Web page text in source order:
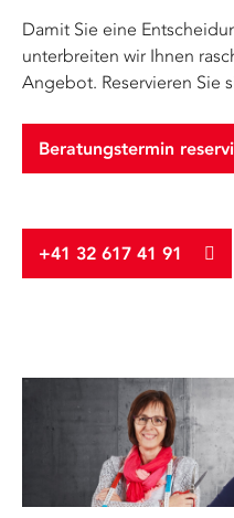
Damit Sie eine
unterbreiten wir Ihnen
Angebot. Reservieren Sie
Beratungstermin
+41 32 617 41 91